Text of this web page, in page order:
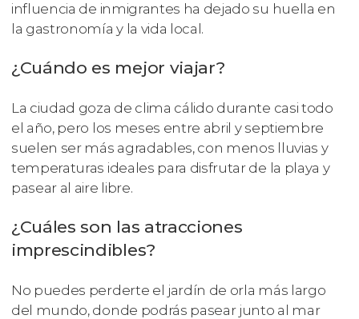
influencia de inmigrantes ha dejado su huella en
la gastronomía y la vida local.
¿Cuándo es mejor viajar?
La ciudad goza de clima cálido durante casi todo
el año, pero los meses entre abril y septiembre
suelen ser más agradables, con menos lluvias y
temperaturas ideales para disfrutar de la playa y
pasear al aire libre.
¿Cuáles son las atracciones
imprescindibles?
No puedes perderte el jardín de orla más largo
del mundo, donde podrás pasear junto al mar